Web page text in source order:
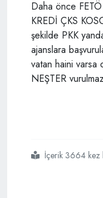
Daha önce FETÖ
KREDİ ÇKS
şekilde PKK
ajanslara
vatan haini varsa
NEŞTER
#kim
#devleti
#nasıl
#soyuyorİçerik 3664 kez